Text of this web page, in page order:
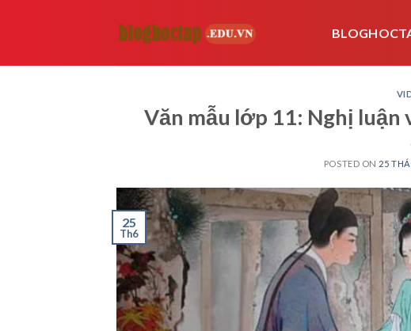
Văn mẫu lớp 11: Nghị luận
POSTED ON 25
25
Th6